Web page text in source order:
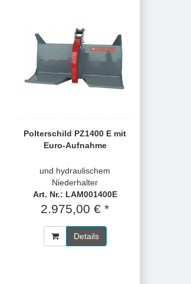
Polterschild PZ1400 E mit
Euro-Aufnahme
und hydraulischem
Niederhalter
Art. Nr.: LAM001400E
2.975,00 € *
Details